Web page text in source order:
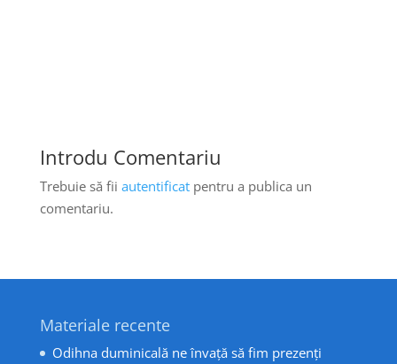
Introdu Comentariu
Trebuie să fii autentificatpentru a publica un
comentariu.
Materiale recente
Odihna duminicală ne învață să fim prezenți